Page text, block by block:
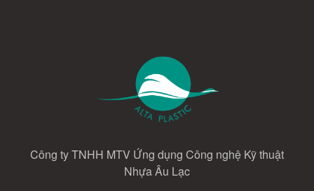
Công ty TNHH MTV Ứng dụng Công nghệ Kỹ thuật
Nhựa Âu Lạc